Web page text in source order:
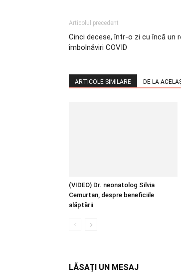
Articolul precedent
Cinci decese, într-o zi cu încă un
îmbolnăviri COVID
ARTICOLE SIMILARE DE LA
(VIDEO) Dr. neonatolog Silvia
Cemurtan, despre beneficiile
alăptării
LĂSAȚI UN MESAJ